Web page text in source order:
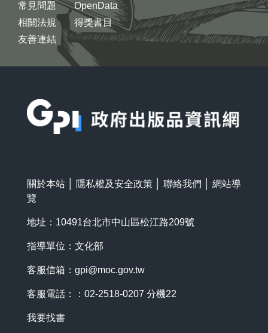
常見問題
相關法規
友善連結
OpenData
得獎書目
關於本站 隱私權及安全政策 聯絡我們
網站導
覽
地址：10491台北市中山區松江路209號
指導單位：文化部
客服信箱： gpi@moc.gov.tw
客服電話：：02-2518-0207 分機22
我要找書